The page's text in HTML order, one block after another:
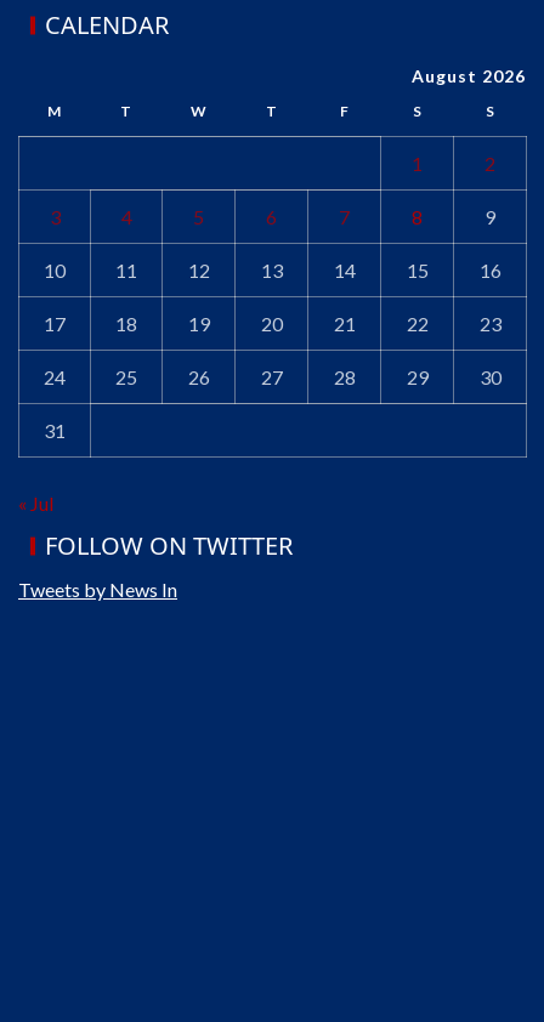
CALENDAR
August 2026
M T W T F S S
1 2
3 4 5 6 7 8 9
10 11 12 13 14 15 16
17 18 19 20 21 22 23
24 25 26 27 28 29 30
31
« Jul
FOLLOW ON TWITTER
Tweets by News In